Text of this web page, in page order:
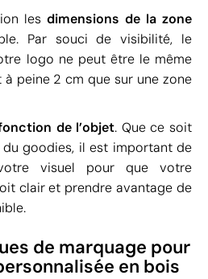
les dimensions de la zone
Par souci de visibilité, le
logo ne peut être le même
peine 2 cm que sur une zone
de l’objet. Que ce soit
goodies, il est important de
visuel pour que votre
clair et prendre avantage de
de marquage pour
en bois